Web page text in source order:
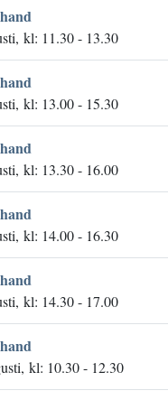
kl: 11.30 - 13.30
kl: 13.00 - 15.30
kl: 13.30 - 16.00
kl: 14.00 - 16.30
kl: 14.30 - 17.00
kl: 10.30 - 12.30